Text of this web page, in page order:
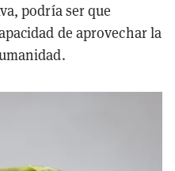
podría ser que
de aprovechar la